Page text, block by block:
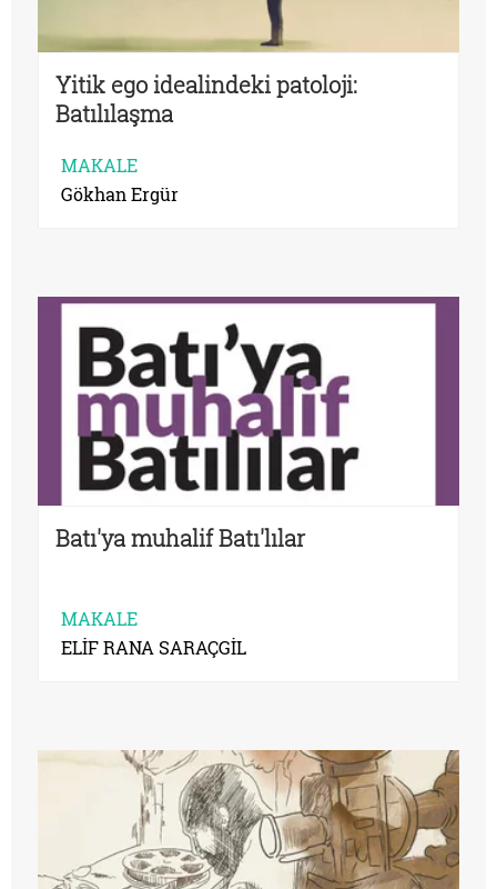
Yitik ego idealindeki patoloji:
Batılılaşma
MAKALE
Gökhan Ergür
Batı'ya muhalif Batı'lılar
MAKALE
ELİF RANA SARAÇGİL